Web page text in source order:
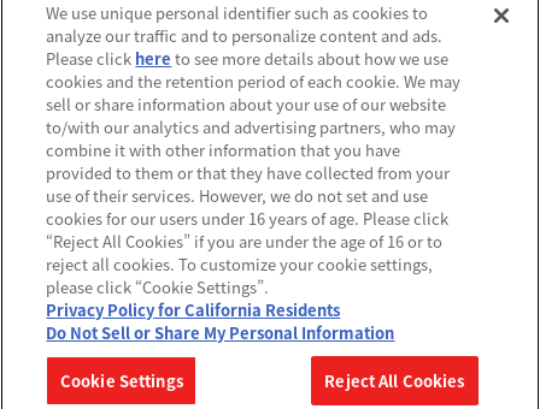
お問い合わせ 個人情報保護方針
利用規約
Do Not Sell or Share My Personal
Information
アレルギー情報
©BANDAI
▼コピーライト一覧を表示する
We use unique personal identifier such as cookies to
analyze our traffic and to personalize content and ads.
Please click here to see more details about how we use
cookies and the retention period of each cookie. We may
sell or share information about your use of our website
to/with our analytics and advertising partners, who may
combine it with other information that you have
provided to them or that they have collected from your
use of their services. However, we do not set and use
cookies for our users under 16 years of age. Please click
“Reject All Cookies” if you are under the age of 16 or to
reject all cookies. To customize your cookie settings,
please click “Cookie Settings”.
Privacy Policy for California Residents
Do Not Sell or Share My Personal Information
Cookie Settings Reject All Cookies